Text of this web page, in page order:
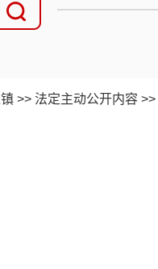
>> 法定主动公开内容 >>